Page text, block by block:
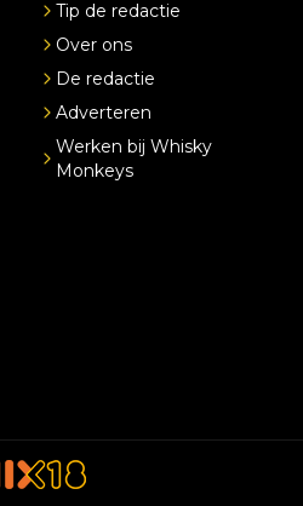
Tip de redactie
Over ons
De redactie
Adverteren
Werken bij Whisky
Monkeys